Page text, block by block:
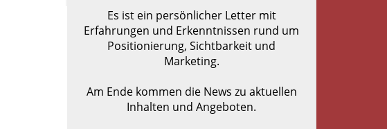
Es ist ein persönlicher Letter mit
Erfahrungen und Erkenntnissen rund um
Positionierung, Sichtbarkeit und
Marketing.
Am Ende kommen die News zu aktuellen
Inhalten und Angeboten.